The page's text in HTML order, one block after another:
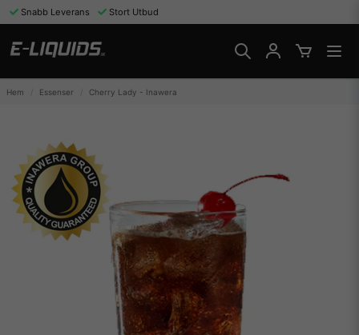
Snabb Leverans Stort Utbud
Hem Essenser Cherry Lady - Inawera